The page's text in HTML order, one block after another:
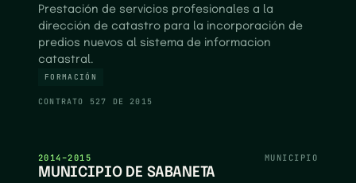
Prestación de servicios profesionales a la
dirección de catastro para la incorporación de
predios nuevos al sistema de informacion
catastral.
FORMACIÓN
CONTRATO 527 DE 2015
2014–2015 MUNICIPIO
MUNICIPIO DE SABANETA